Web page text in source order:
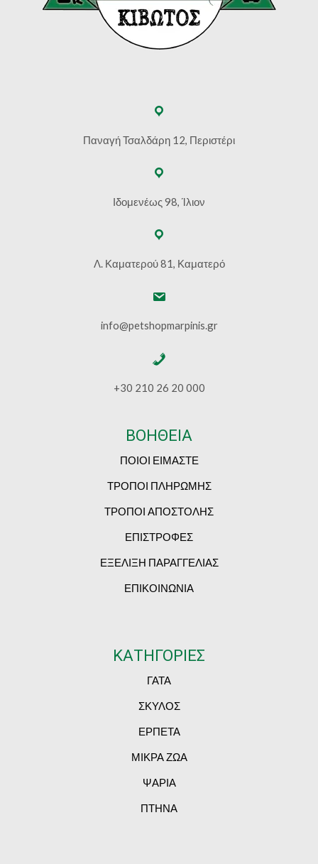
Παναγή Τσαλδάρη 12, Περιστέρι
Ιδομενέως 98, Ίλιον
Λ. Καματερού 81, Καματερό
info@petshopmarpinis.gr
+30 210 26 20 000
ΒΟΗΘΕΙΑ
ΠΟΙΟΙ ΕΙΜΑΣΤΕ
ΤΡΟΠΟΙ ΠΛΗΡΩΜΗΣ
ΤΡΟΠΟΙ ΑΠΟΣΤΟΛΗΣ
ΕΠΙΣΤΡΟΦΕΣ
ΕΞΕΛΙΞΗ ΠΑΡΑΓΓΕΛΙΑΣ
ΕΠΙΚΟΙΝΩΝΙΑ
ΚΑΤΗΓΟΡΙΕΣ
ΓΑΤΑ
ΣΚΥΛΟΣ
ΕΡΠΕΤΑ
ΜΙΚΡΑ ΖΩΑ
ΨΑΡΙΑ
ΠΤΗΝΑ